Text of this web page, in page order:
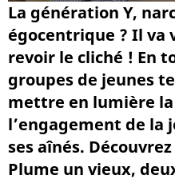
La génération Y,
égocentrique ? Il va
revoir le cliché ! En
groupes de jeunes
mettre en lumière
l’engagement de la
ses aînés.
Plume un vieux,